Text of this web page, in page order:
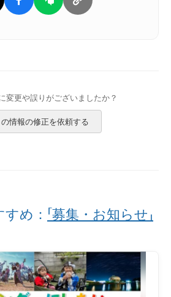
変更や誤りがございましたか？
の情報の修正を依頼する
め： 「募集・お知らせ」